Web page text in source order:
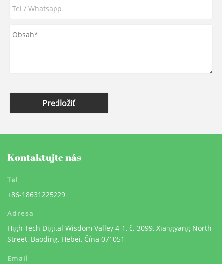
Predložiť
Kontaktujte nás
Tel
+86-18631225229
Adresa
High-Tech Digital Wisdom Valley 4-1, č. 3099, Xiangyang North
Street, Baoding, Hebei, Čína 071051
Email